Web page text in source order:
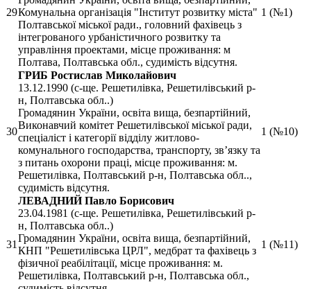
29Комунальна організація "Інститут розвитку міста"
Полтавської міської ради., головний фахівець з
інтегрованого урбаністичного розвитку та
управління проектами, місце проживання: м
Полтава, Полтавська обл., судимість відсутня.
1 (№1)
30
ГРИБ Ростислав Миколайович
13.12.1990 (с-ще. Решетилівка, Решетилівський р-
н, Полтавська обл..)
Громадянин України, освіта вища, безпартійний,
Виконавчий комітет Решетилівської міської ради,
спеціаліст і категорії відділу житлово-
комунального господарства, транспорту, зв’язку та
з питань охорони праці, місце проживання: м.
Решетилівка, Полтавський р-н, Полтавська обл..,
судимість відсутня.
1 (№10)
31
ЛЕВАДНИЙ Павло Борисович
23.04.1981 (с-ще. Решетилівка, Решетилівський р-
н, Полтавська обл..)
Громадянин України, освіта вища, безпартійний,
КНП "Решетилівська ЦРЛ", медбрат та фахівець з
фізичної реабілітації, місце проживання: м.
Решетилівка, Полтавський р-н, Полтавська обл.,
1 (№11)